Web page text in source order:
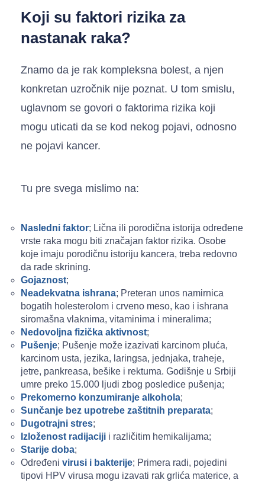
Koji su faktori rizika za
nastanak raka?
Znamo da je rak kompleksna bolest, a njen
konkretan uzročnik nije poznat. U tom smislu,
uglavnom se govori o faktorima rizika koji
mogu uticati da se kod nekog pojavi, odnosno
ne pojavi kancer.
Tu pre svega mislimo na:
Nasledni faktor; Lična ili porodična istorija određene
vrste raka mogu biti značajan faktor rizika. Osobe
koje imaju porodičnu istoriju kancera, treba redovno
da rade skrining.
Gojaznost;
Neadekvatna ishrana; Preteran unos namirnica
bogatih holesterolom i crveno meso, kao i ishrana
siromašna vlaknima, vitaminima i mineralima;
Nedovoljna fizička aktivnost;
Pušenje; Pušenje može izazivati karcinom pluća,
karcinom usta, jezika, laringsa, jednjaka, traheje,
jetre, pankreasa, bešike i rektuma. Godišnje u Srbiji
umre preko 15.000 ljudi zbog posledice pušenja;
Prekomerno konzumiranje alkohola;
Sunčanje bez upotrebe zaštitnih preparata;
Dugotrajni stres;
Izloženost radijaciji i različitim hemikalijama;
Starije doba;
Određeni virusi i bakterije; Primera radi, pojedini
tipovi HPV virusa mogu izavati rak grlića materice, a